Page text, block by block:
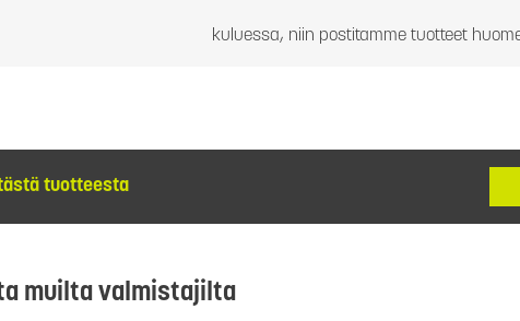
kuluessa, niin postitamme tuotteet
tuotteesta
muilta valmistajilta